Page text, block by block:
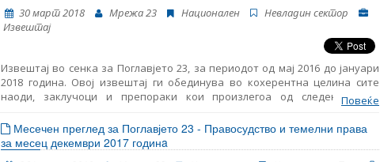
и пред формирањето на новата Влада на 31 мај 2017 година и - период од
изборот на новата Влада до крајот на јануари 2018 година. Извештајот ги
презентира клучните случувања во анализираниот период и дава
препораки за политиките во секоја од областите од Поглавје 23. За
детална анализа на сите области, ве молиме погледнете го Извештајот
во сенка.
30 март 2018 Мрежа 23 Национален
Невладин сектор
Извештај
Извештај во сенка за Поглавјето 23, за периодот од мај 2016 до јануари
2018 година. Овој извештај ги обединува во кохерентна целина сите
наоди, заклучоци и препораки кои произлегоа од следењето на
областите структурирани во Поглавјето 23: правосудство, борба против
корупција и темелни права. Ова е трет Извештај во сенка објавен од
страна на Мрежа 23 и истиот му претходи на новиот Извештај за
напредокот на Република Македонија кој се очекува да биде објавен од
Повеќе
Месечен преглед за Поглавјето 23 - Правосудство и темелни права
за месец декември 2017 годинa